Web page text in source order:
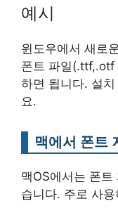
예시
윈도우에서 새로
폰트 파일(.ttf,.otf
하면 됩니다. 설
요.
맥에서 폰트
맥OS에서는 폰트
습니다. 주로 사